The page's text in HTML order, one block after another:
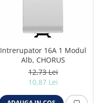
Intrerupator 16A 1 Modul
Alb, CHORUS
12,73 Lei
10,87 Lei